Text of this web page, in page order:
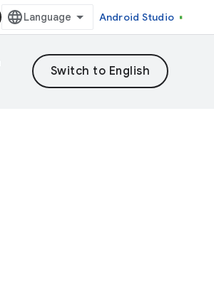
Android Studio